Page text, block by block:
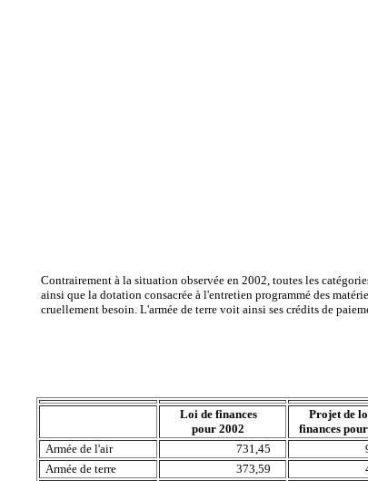
Contrairement à la situation observée en 2002, toutes les
ainsi que la dotation consacrée à l'entretien programmé des
cruellement besoin. L'armée de terre voit ainsi ses crédits de
Loi de finances
pour 2002
Projet de
finances
Armée de l'air
731,45
Armée de terre
373,59